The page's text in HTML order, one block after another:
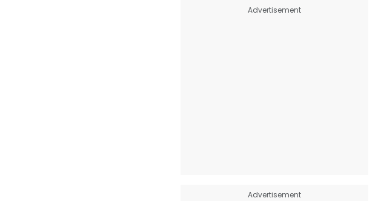
Advertisement
Advertisement